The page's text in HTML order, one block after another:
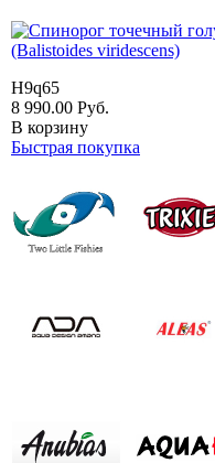
H9q65
8 990.00 Руб.
В корзину
Быстрая покупка